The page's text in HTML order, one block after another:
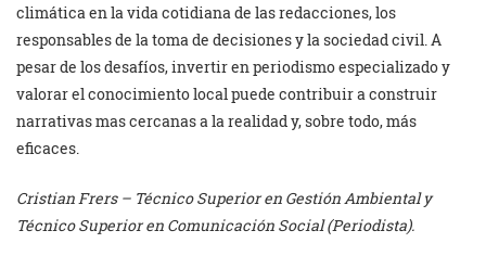
climática en la vida cotidiana de las redacciones, los
responsables de la toma de decisiones y la sociedad civil. A
pesar de los desafíos, invertir en periodismo especializado y
valorar el conocimiento local puede contribuir a construir
narrativas mas cercanas a la realidad y, sobre todo, más
eficaces.
Cristian Frers – Técnico Superior en Gestión Ambiental y
Técnico Superior en Comunicación Social (Periodista).